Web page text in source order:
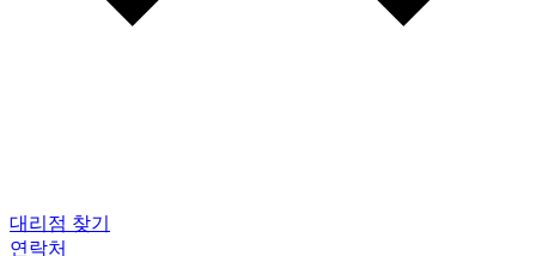
대리점 찾기
연락처